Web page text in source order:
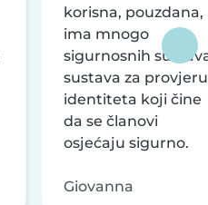
korisna, pouzdana,
ima mnogo
sigurnosnih
sustava za provjeru
identiteta koji čine
da se članovi
osjećaju sigurno.
Giovanna